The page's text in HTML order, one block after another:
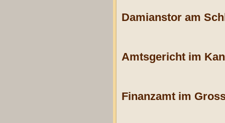
Damianstor am
Amtsgericht im
Finanzamt im